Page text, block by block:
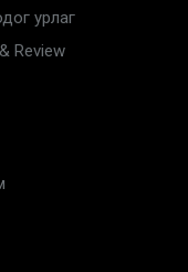
урлаг
Review